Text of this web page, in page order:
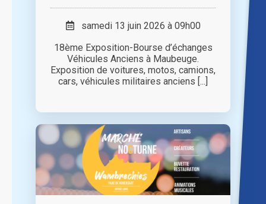
samedi 13 juin 2026 à 09h00
18ème Exposition-Bourse d’échanges
Véhicules Anciens à Maubeuge.
Exposition de voitures, motos, camions,
cars, véhicules militaires anciens [...]